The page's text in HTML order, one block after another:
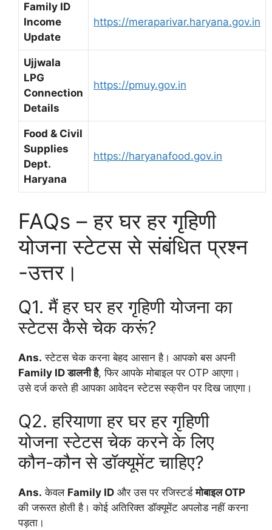
Family ID
Income
Update
https://meraparivar.haryana.gov.in
Ujjwala
LPG
Connection
Details
https://pmuy.gov.in
Food & Civil
Supplies
Dept.
Haryana
https://haryanafood.gov.in
FAQs – हर घर हर गृहिणी
योजना स्टेटस से संबंधित प्रश्न
-उत्तर।
Q1. मैं हर घर हर गृहिणी योजना का
स्टेटस कैसे चेक करूं?
Ans. स्टेटस चेक करना बेहद आसान है। आपको बस अपनी
Family ID डालनी है, फिर आपके मोबाइल पर OTP आएगा।
उसे दर्ज करते ही आपका आवेदन स्टेटस स्क्रीन पर दिख जाएगा।
Q2. हरियाणा हर घर हर गृहिणी
योजना स्टेटस चेक करने के लिए
कौन-कौन से डॉक्यूमेंट चाहिए?
Ans. केवल Family ID और उस पर रजिस्टर्डमोबाइल OTP
की जरूरत होती है। कोई अतिरिक्त डॉक्यूमेंट अपलोड नहीं करना
पड़ता।